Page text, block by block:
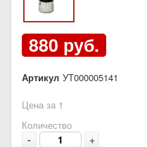
880 руб.
Артикул УТ000005141
Цена за 1
Количество
- +